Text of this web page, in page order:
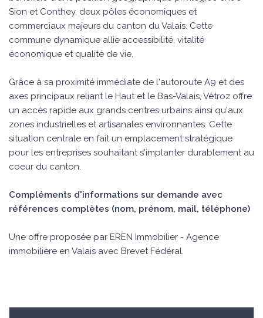
Sion et Conthey, deux pôles économiques et
commerciaux majeurs du canton du Valais. Cette
commune dynamique allie accessibilité, vitalité
économique et qualité de vie.
Grâce à sa proximité immédiate de l'autoroute A9 et des
axes principaux reliant le Haut et le Bas-Valais, Vétroz offre
un accès rapide aux grands centres urbains ainsi qu'aux
zones industrielles et artisanales environnantes. Cette
situation centrale en fait un emplacement stratégique
pour les entreprises souhaitant s'implanter durablement au
coeur du canton.
Compléments d'informations sur demande avec
références complètes (nom, prénom, mail, téléphone)
Une offre proposée par EREN Immobilier - Agence
immobilière en Valais avec Brevet Fédéral.